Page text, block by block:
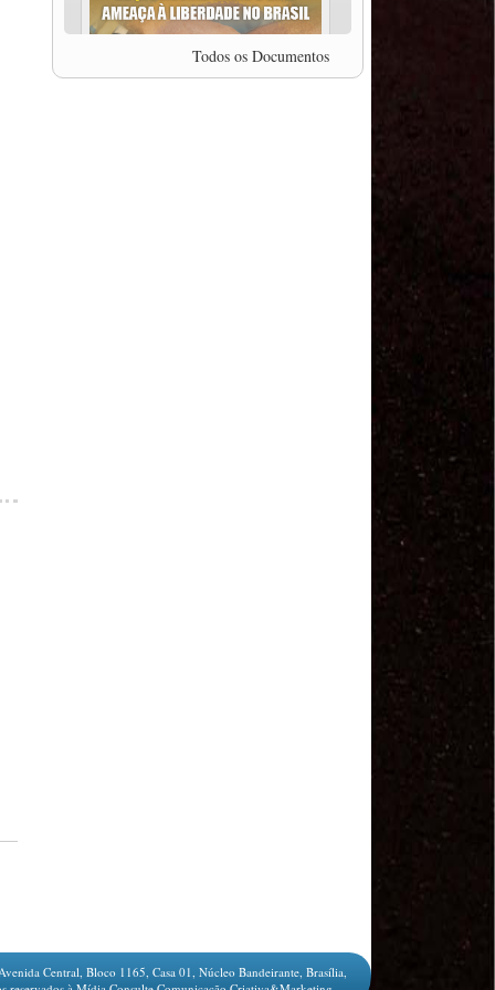
professor da Unisinos e Doutor em Ciências da
Comunicação da USP, Rafael Grohmann, que
coordena uma pesquisa internacional que visa
pressionar as plataformas digitais por melhores
Daniel Pallares - CNTP - Panamá
Boris Guerrero - CONUTT - Chile
Todos os Documentos
Central, Bloco 1165, Casa 01, Núcleo Bandeirante, Brasília,